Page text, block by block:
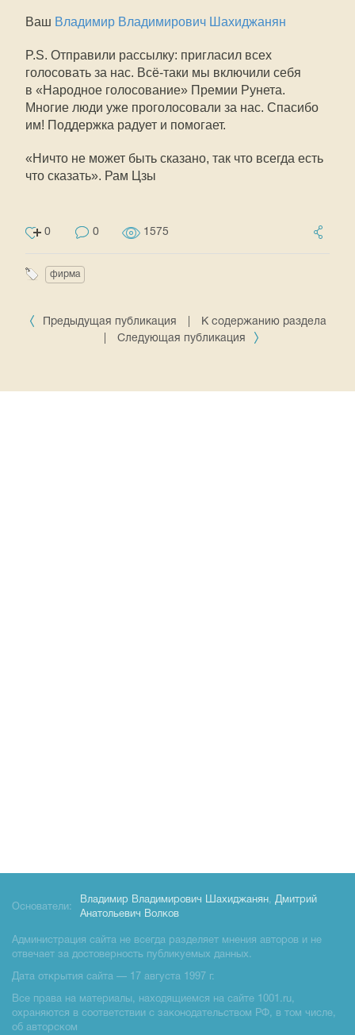
Ваш Владимир Владимирович Шахиджанян
P.S. Отправили рассылку: пригласил всех
голосовать за нас. Всё-таки мы включили себя
в «Народное голосование» Премии Рунета.
Многие люди уже проголосовали за нас. Спасибо
им! Поддержка радует и помогает.
«Hичто не может быть сказано, так что всегда есть
что сказать». Рам Цзы
0 0 1575
фирма
Предыдущая публикация
К содержанию раздела
Следующая публикация
Основатели:
Владимир Владимирович Шахиджанян, Дмитрий
Анатольевич Волков
Администрация сайта не всегда разделяет мнения авторов и не
отвечает за достоверность публикуемых данных.
Дата открытия сайта — 17 августа 1997 г.
Все права на материалы, находящиемся на сайте 1001.ru,
охраняются в соответствии с законодательством РФ, в том числе,
об авторском